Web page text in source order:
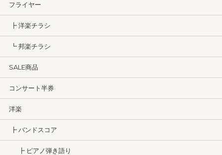
フライヤー
┣ 洋楽チラシ
┗ 邦楽チラシ
SALE商品
コンサート半券
洋楽
┣ バンドスコア
┣ ピアノ弾き語り